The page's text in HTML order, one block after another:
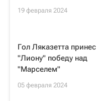
19 февраля 2024
Гол Ляказетта принес
"Лиону" победу над
"Марселем"
05 февраля 2024